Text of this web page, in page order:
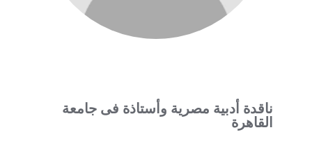
ناقدة أدبية مصرية وأستاذة فى جامعة
القاهرة